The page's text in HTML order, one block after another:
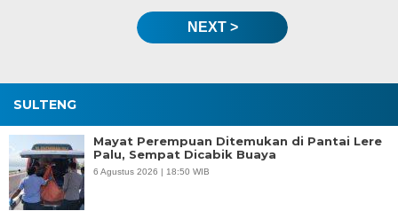
NEXT >
SULTENG
Mayat Perempuan Ditemukan di Pantai Lere
Palu, Sempat Dicabik Buaya
6 Agustus 2026 | 18:50 WIB